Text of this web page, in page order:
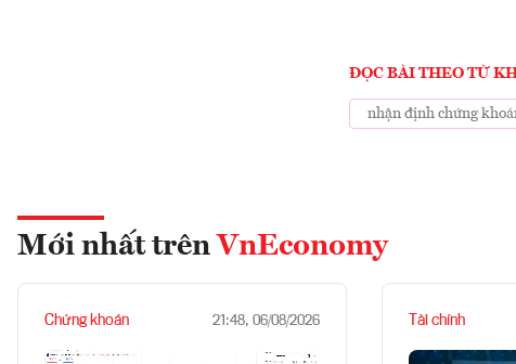
ĐỌC BÀI THEO TỪ
nhận định chứng
Mới nhất trên VnEconomy
Chứng khoán 21:48, 06/08/2026 Tài chính